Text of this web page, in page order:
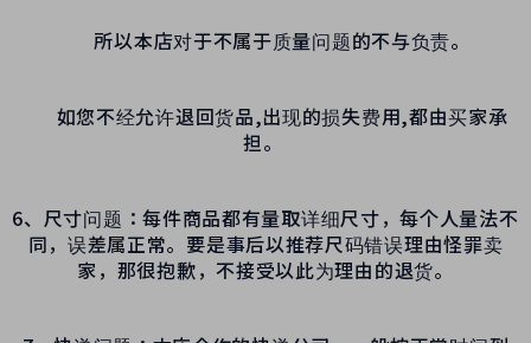
所以本店对于不属于质量问题的不与负责。
如您不经允许退回货品,出现的损失费用,都由买家承
担。
6、尺寸问题：每件商品都有量取详细尺寸，每个人量法不
同，误差属正常。要是事后以推荐尺码错误理由怪罪卖
家，那很抱歉，不接受以此为理由的退货。